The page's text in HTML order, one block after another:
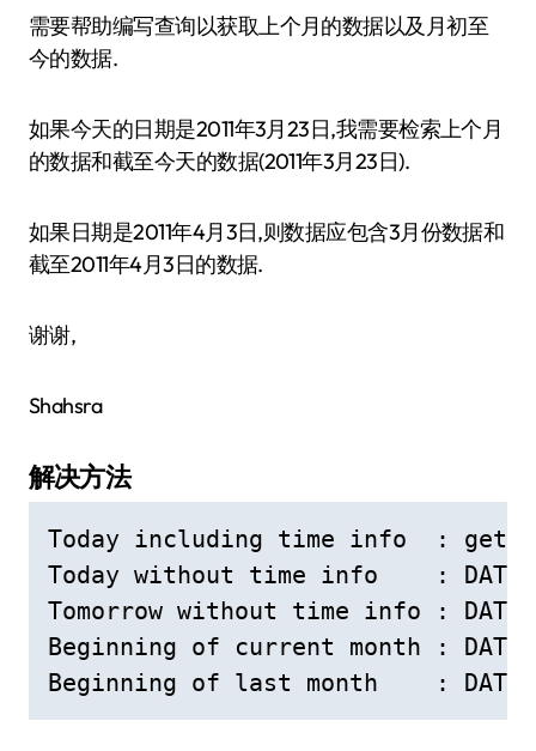
需要帮助编写查询以获取上个月的数据以及月初至
今的数据.
如果今天的日期是2011年3月23日,我需要检索上个月
的数据和截至今天的数据(2011年3月23日).
如果日期是2011年4月3日,则数据应包含3月份数据和
截至2011年4月3日的数据.
谢谢,
Shahsra
解决方法
Today including time info  :
Today without time info    :
Tomorrow without time info :
Beginning of current month :
Beginning of last month    :